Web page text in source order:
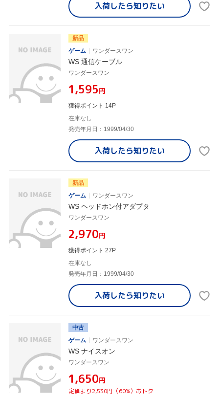
入荷したら知りたい
新品
ゲーム
ワンダースワン
WS 通信ケーブル
ワンダースワン
¥1,595円
獲得ポイント 14P
在庫なし
発売年月日：1999/04/30
入荷したら知りたい
新品
ゲーム
ワンダースワン
WS ヘッドホン付アダプタ
ワンダースワン
¥2,970円
獲得ポイント 27P
在庫なし
発売年月日：1999/04/30
入荷したら知りたい
中古
ゲーム
ワンダースワン
WS ナイスオン
ワンダースワン
¥1,650円
定価より2,530円（60%）おトク